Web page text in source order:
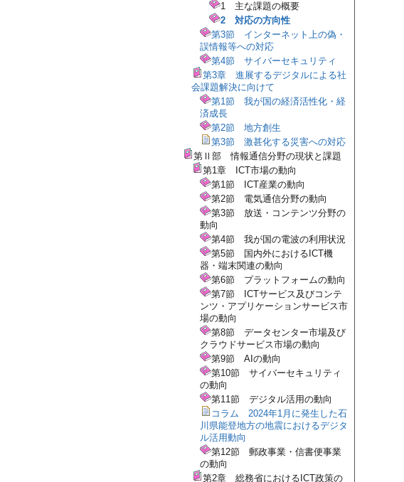
1 主な課題の概要
2 対応の方向性
第3節 インターネット上の偽・
誤情報等への対応
第4節 サイバーセキュリティ
第3章 進展するデジタルによる社
会課題解決に向けて
第1節 我が国の経済活性化・経
済成長
第2節 地方創生
第3節 激甚化する災害への対応
第Ⅱ部 情報通信分野の現状と課題
第1章 ICT市場の動向
第1節 ICT産業の動向
第2節 電気通信分野の動向
第3節 放送・コンテンツ分野の
動向
第4節 我が国の電波の利用状況
第5節 国内外におけるICT機
器・端末関連の動向
第6節 プラットフォームの動向
第7節 ICTサービス及びコンテ
ンツ・アプリケーションサービス市
場の動向
第8節 データセンター市場及び
クラウドサービス市場の動向
第9節 AIの動向
第10節 サイバーセキュリティ
の動向
第11節 デジタル活用の動向
コラム 2024年1月に発生した石
川県能登地方の地震におけるデジタ
ル活用動向
第12節 郵政事業・信書便事業
の動向
第2章 総務省におけるICT政策の